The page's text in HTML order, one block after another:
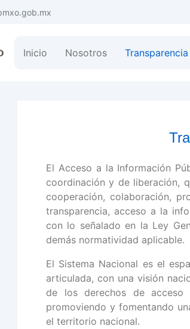
Inicio Nosotros Transparencia
El Acceso a la Información
coordinación y de liberación,
cooperación, colaboración,
transparencia, acceso a la
con lo señalado en la Ley
demás normatividad aplicable.
El Sistema Nacional es el
articulada, con una visión
de los derechos de
promoviendo y fomentando
el territorio nacional.